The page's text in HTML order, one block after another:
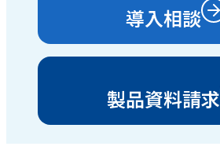
導入相談
製品資料請求